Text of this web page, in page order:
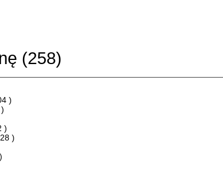
(258)
)
)
)